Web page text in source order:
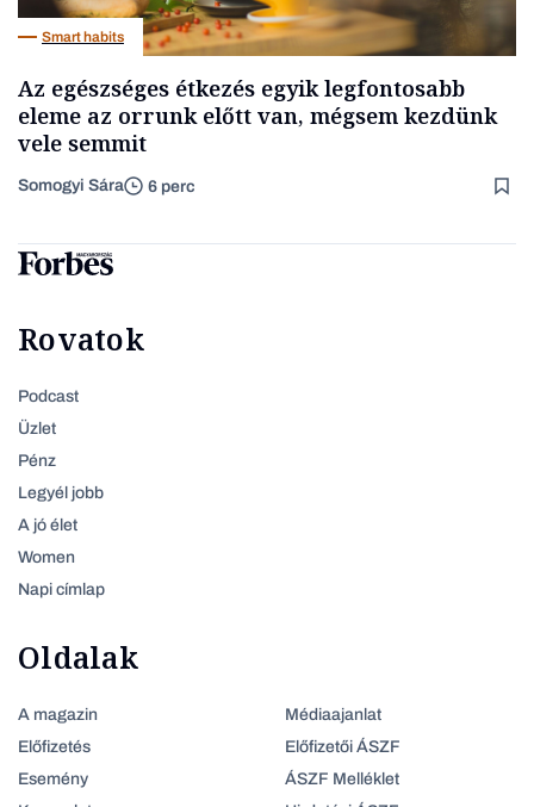
Smart habits
Az egészséges étkezés egyik legfontosabb
eleme az orrunk előtt van, mégsem kezdünk
vele semmit
Somogyi Sára 6 perc
Rovatok
Podcast
Üzlet
Pénz
Legyél jobb
A jó élet
Women
Napi címlap
Oldalak
A magazin
Előfizetés
Esemény
Médiaajanlat
Előfizetői ÁSZF
ÁSZF Melléklet